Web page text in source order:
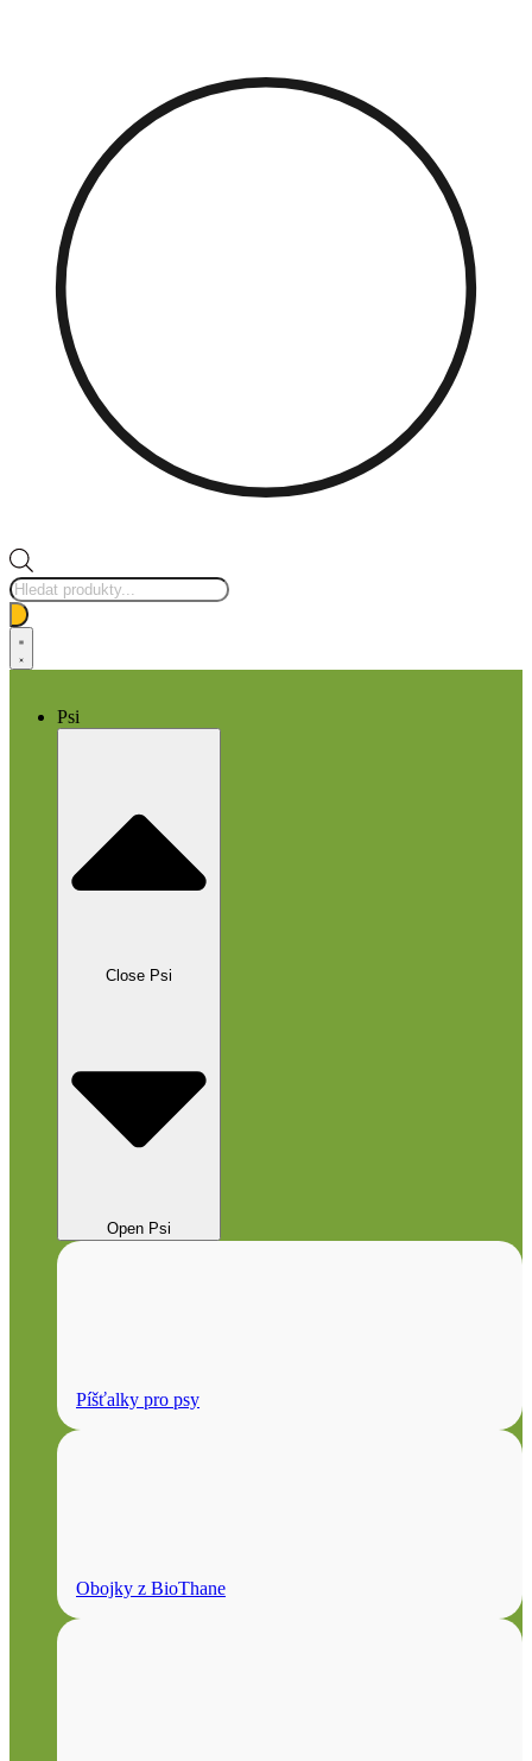
Products
search
Psi
Close Psi
Open Psi
Píšťalky pro psy
Obojky z BioThane